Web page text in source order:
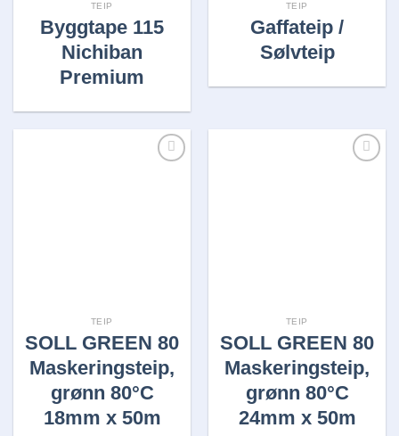
TEIP
Byggtape 115
Nichiban
Premium
TEIP
Gaffateip /
Sølvteip
TEIP
SOLL GREEN 80
Maskeringsteip,
grønn 80°C
18mm x 50m
TEIP
SOLL GREEN 80
Maskeringsteip,
grønn 80°C
24mm x 50m